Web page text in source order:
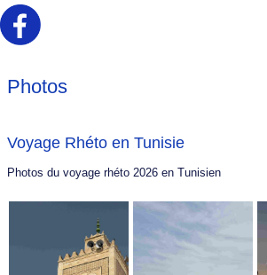
Photos
Voyage Rhéto en Tunisie
Photos du voyage rhéto 2026 en Tunisien